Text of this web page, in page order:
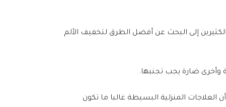
إلى البحث عن أفضل الطرق لتخفيف الألم
وأخرى ضارة يجب تجنبها.
العلاجات المنزلية البسيطة غالبا ما تكون